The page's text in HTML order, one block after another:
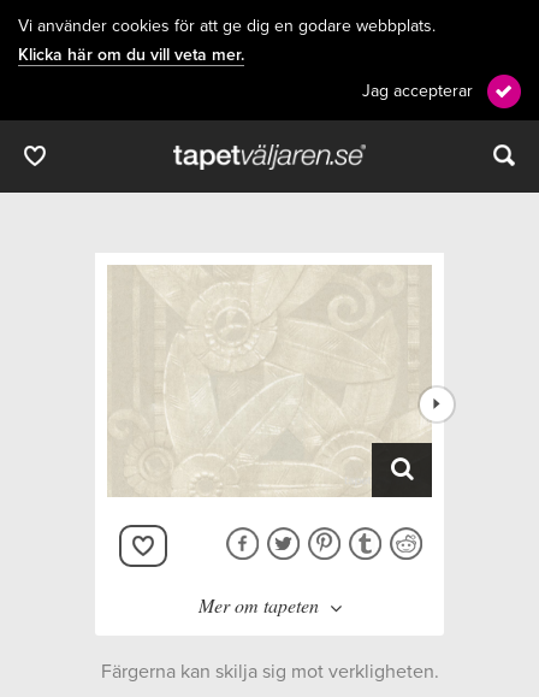
Vi använder cookies för att ge dig en godare webbplats.
Klicka här om du vill veta mer.
Jag accepterar
Mer om tapeten
Färgerna kan skilja sig mot verkligheten.